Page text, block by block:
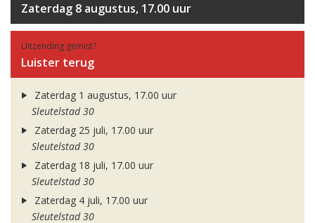
Zaterdag 8 augustus, 17.00 uur
Uitzending gemist?
Luister terug
Zaterdag 1 augustus, 17.00 uur
Sleutelstad 30
Zaterdag 25 juli, 17.00 uur
Sleutelstad 30
Zaterdag 18 juli, 17.00 uur
Sleutelstad 30
Zaterdag 4 juli, 17.00 uur
Sleutelstad 30